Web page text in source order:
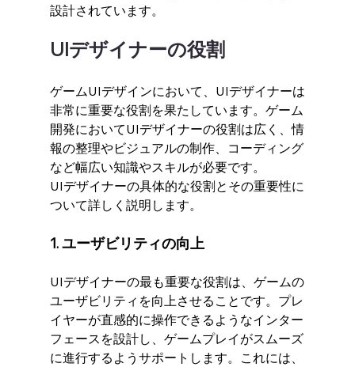
設計されています。
UIデザイナーの役割
ゲームUIデザインにおいて、UIデザイナーは
非常に重要な役割を果たしています。ゲーム
開発においてUIデザイナーの役割は広く、情
報の整理やビジュアルの制作、コーディング
など幅広い知識やスキルが必要です。
UIデザイナーの具体的な役割とその重要性に
ついて詳しく説明します。
1. ユーザビリティの向上
UIデザイナーの最も重要な役割は、ゲームの
ユーザビリティを向上させることです。プレ
イヤーが直感的に操作できるようなインター
フェースを設計し、ゲームプレイがスムーズ
に進行するようサポートします。これには、